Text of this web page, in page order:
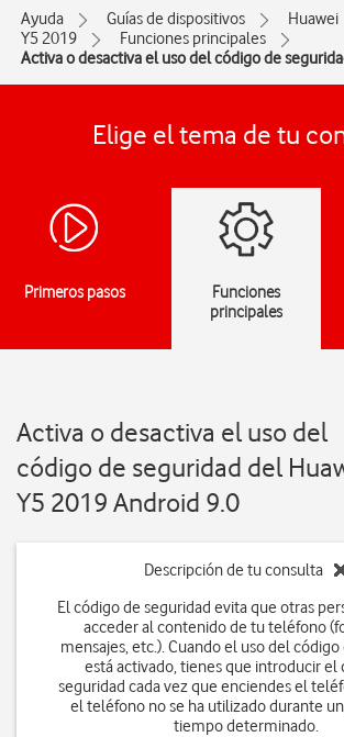
Ayuda Guías de dispositivos
Huawei
Y5 2019
Funciones principales
Activa o desactiva el uso del código de
Elige el tema de tu
Primeros pasos
Funciones
principales
Activa o desactiva el uso del
código de seguridad del
Y5 2019 Android 9.0
Descripción de tu consulta
El código de seguridad evita que otras
acceder al contenido de tu teléfono
mensajes, etc.). Cuando el uso del
está activado, tienes que introducir el
seguridad cada vez que enciendes el
el teléfono no se ha utilizado durante
tiempo determinado.